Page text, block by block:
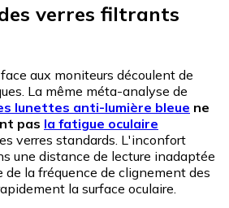
verres filtrants
aux moniteurs découlent de
La même méta-analyse de
lunettes anti-lumière bleue ne
pas la fatigue oculaire
verres standards. L'inconfort
une distance de lecture inadaptée
de la fréquence de clignement des
la surface oculaire.